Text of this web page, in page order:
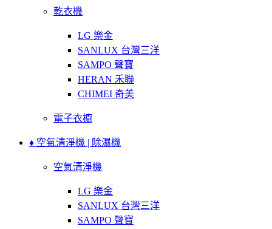
乾衣機
LG 樂金
SANLUX 台灣三洋
SAMPO 聲寶
HERAN 禾聯
CHIMEI 奇美
電子衣櫥
♦ 空氣清淨機 | 除濕機
空氣清淨機
LG 樂金
SANLUX 台灣三洋
SAMPO 聲寶